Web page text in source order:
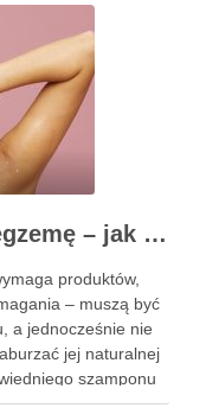
Szampon na łuszczycę i egzemę – jak świadomie dobierać produkty przy wrażliwej skórze głowy?
produktów,
– muszą być
a jednocześnie nie
jej naturalnej
szamponu
i frustrującym, bo